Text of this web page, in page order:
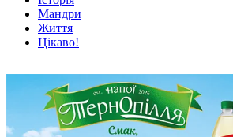
Мандри
Життя
Цікаво!